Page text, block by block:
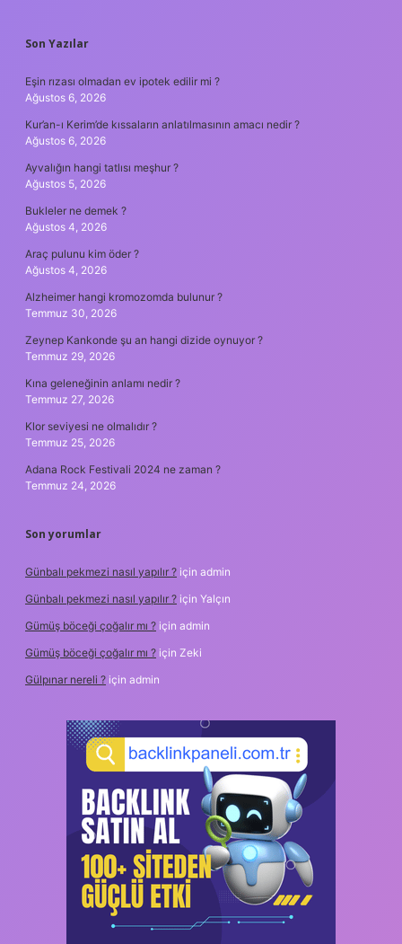
SIDEBAR
Son Yazılar
Eşin rızası olmadan ev ipotek edilir mi ?
Ağustos 6, 2026
Kur’an-ı Kerim’de kıssaların anlatılmasının amacı nedir ?
Ağustos 6, 2026
Ayvalığın hangi tatlısı meşhur ?
Ağustos 5, 2026
Bukleler ne demek ?
Ağustos 4, 2026
Araç pulunu kim öder ?
Ağustos 4, 2026
Alzheimer hangi kromozomda bulunur ?
Temmuz 30, 2026
Zeynep Kankonde şu an hangi dizide oynuyor ?
Temmuz 29, 2026
Kına geleneğinin anlamı nedir ?
Temmuz 27, 2026
Klor seviyesi ne olmalıdır ?
Temmuz 25, 2026
Adana Rock Festivali 2024 ne zaman ?
Temmuz 24, 2026
Son yorumlar
Günbalı pekmezi nasıl yapılır ? için admin
Günbalı pekmezi nasıl yapılır ? için Yalçın
Gümüş böceği çoğalır mı ? için admin
Gümüş böceği çoğalır mı ? için Zeki
Gülpınar nereli ? için admin